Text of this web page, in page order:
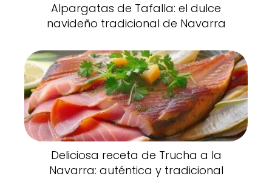
Alpargatas de Tafalla: el dulce
navideño tradicional de Navarra
Deliciosa receta de Trucha a la
Navarra: auténtica y tradicional